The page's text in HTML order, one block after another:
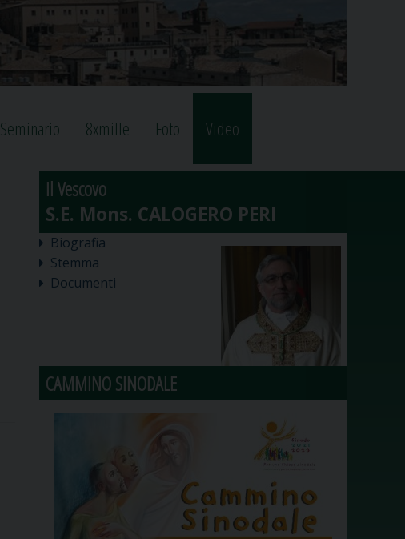
Seminario 8xmille Foto Video
Il Vescovo
Biografia
Stemma
Documenti
CAMMINO SINODALE